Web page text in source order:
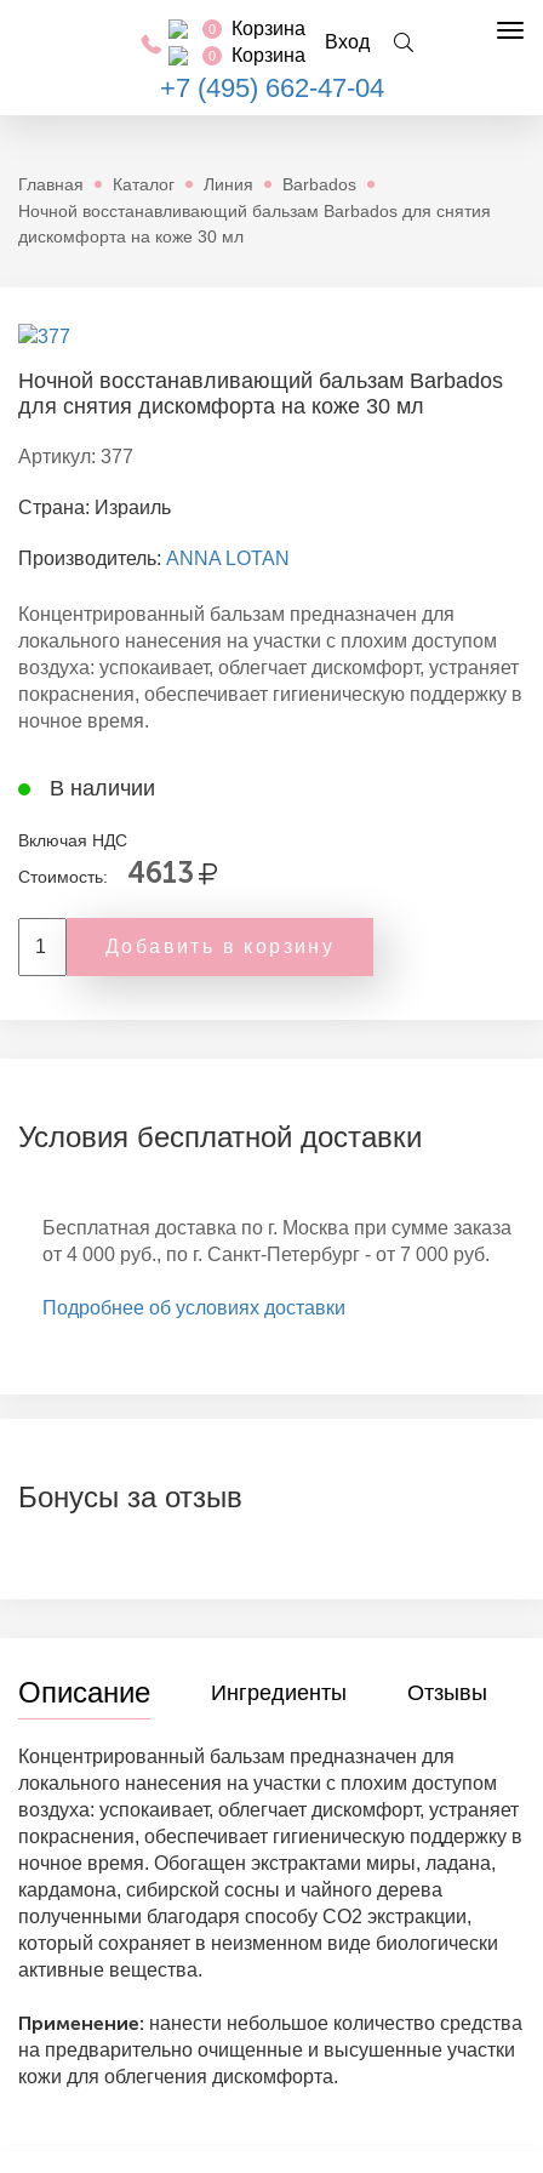
0 Корзина
0 Корзина
Вход
+7 (495) 662-47-04
Главная Каталог Линия
Barbados
Ночной восстанавливающий бальзам Barbados для снятия
дискомфорта на коже 30 мл
Ночной восстанавливающий бальзам Barbados
для снятия дискомфорта на коже 30 мл
Артикул: 377
Страна: Израиль
Производитель: ANNA LOTAN
Концентрированный бальзам предназначен для
локального нанесения на участки с плохим доступом
воздуха: успокаивает, облегчает дискомфорт, устраняет
покраснения, обеспечивает гигиеническую поддержку в
ночное время.
В наличии
Включая НДС
Стоимость:
4613
Добавить в корзину
Условия бесплатной доставки
Бесплатная доставка по г. Москва при сумме заказа
от 4 000 руб., по г. Санкт-Петербург - от 7 000 руб.
Подробнее об условиях доставки
Бонусы за отзыв
Описание Ингредиенты Отзывы
Концентрированный бальзам предназначен для
локального нанесения на участки с плохим доступом
воздуха: успокаивает, облегчает дискомфорт, устраняет
покраснения, обеспечивает гигиеническую поддержку в
ночное время. Обогащен экстрактами миры, ладана,
кардамона, сибирской сосны и чайного дерева
полученными благодаря способу СО2 экстракции,
который сохраняет в неизменном виде биологически
активные вещества.
Применение: нанести небольшое количество средства
на предварительно очищенные и высушенные участки
кожи для облегчения дискомфорта.